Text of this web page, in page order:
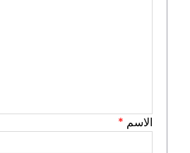
الاسم *